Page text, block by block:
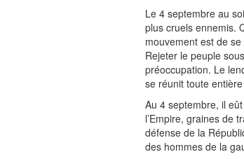
Le 4 septembre au
plus cruels ennemis.
mouvement est de
Rejeter le peuple
préoccupation. Le
se réunit toute
Au 4 septembre, il
l’Empire, graines de
défense de la
des hommes de la